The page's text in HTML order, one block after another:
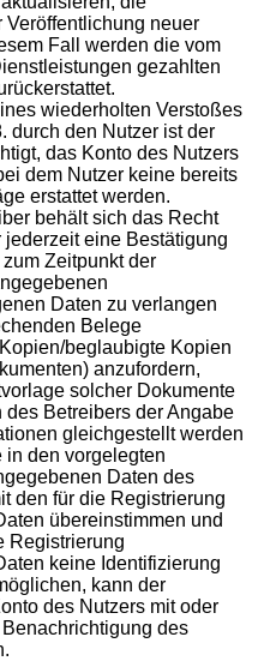
Veröffentlichung neuer
Fall werden die vom
gezahlten
wiederholten Verstoßes
durch den Nutzer ist der
das Konto des Nutzers
dem Nutzer keine bereits
erstattet werden.
behält sich das Recht
jederzeit eine Bestätigung
Zeitpunkt der
Daten zu verlangen
Belege
beglaubigte Kopien
anzufordern,
solcher Dokumente
des Betreibers der Angabe
gleichgestellt werden
in den vorgelegten
Daten des
den für die Registrierung
übereinstimmen und
Registrierung
keine Identifizierung
kann der
des Nutzers mit oder
des